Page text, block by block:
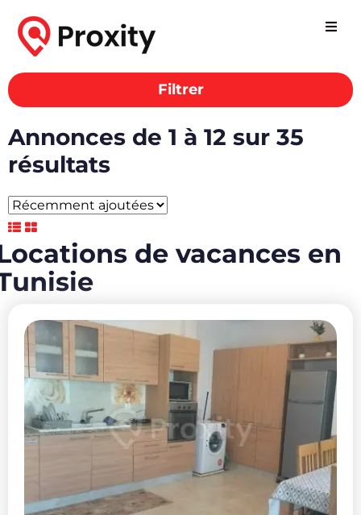
Filtrer
Locations de vacances
en Tunisie
Annonces de 1 à 12 sur 35
résultats